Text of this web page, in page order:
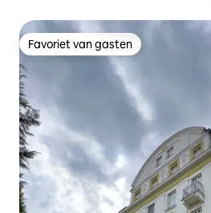
Favoriet van gasten
Favoriet van gasten